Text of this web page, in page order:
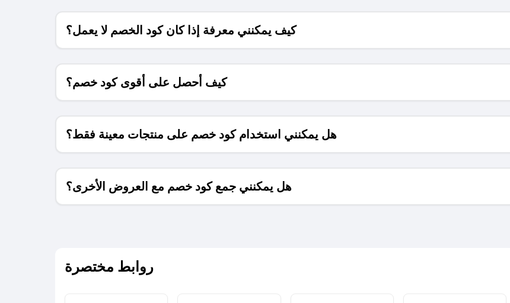
كيف يمكنني معرفة إذا كان كود الخصم لا يعمل؟
كيف أحصل على أقوى كود خصم؟
هل يمكنني استخدام كود خصم على منتجات معينة فقط؟
هل يمكنني جمع كود خصم مع العروض الأخرى؟
روابط مختصرة